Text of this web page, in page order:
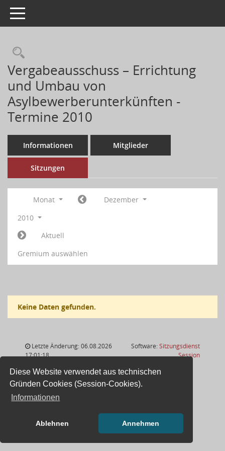
Diese Website verwendet aus technischen
Gründen Cookies (Session-Cookies).
Informationen
Ablehnen Annehmen
Toggle navigation
Vergabeausschuss – Errichtung
und Umbau von
Asylbewerberunterkünften -
Termine 2010
Informationen Mitglieder
Sitzungen
Monat
Dezember
2010
Aktuell
Gremium auswählen
Keine Daten gefunden.
Letzte Änderung: 06.08.2026
17:01:18
Software:Sitzungsdienst
Session(Wird in